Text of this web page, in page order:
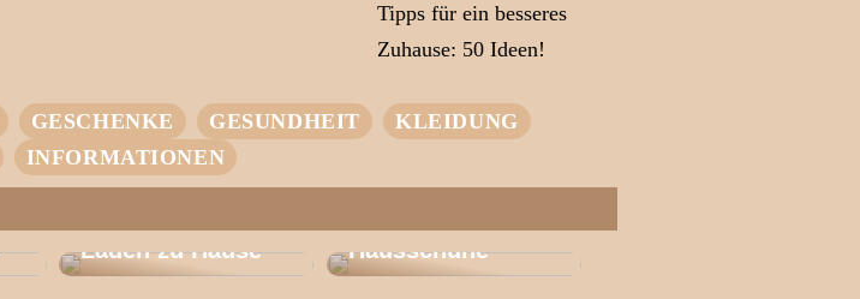
Tipps für ein besseres
Zuhause: 50 Ideen!
GESCHENKE GESUNDHEIT
KLEIDUNG
INFORMATIONEN
intelligentes
Laden zu Hause
Das Geheimnis
Wärme
Hausschuhe